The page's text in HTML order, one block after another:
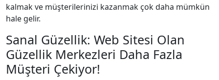
kalmak ve müşterilerinizi kazanmak çok daha mümkün
hale gelir.
Sanal Güzellik: Web Sitesi Olan
Güzellik Merkezleri Daha Fazla
Müşteri Çekiyor!